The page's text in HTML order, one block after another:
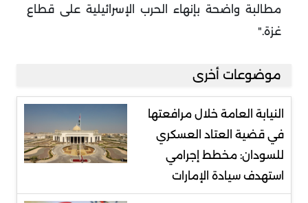
مطالبة واضحة بإنهاء الحرب الإسرائيلية على قطاع
غزة".
موضوعات أخرى
النيابة العامة خلال مرافعتها
في قضية العتاد العسكري
للسودان: مخطط إجرامي
استهدف سيادة الإمارات